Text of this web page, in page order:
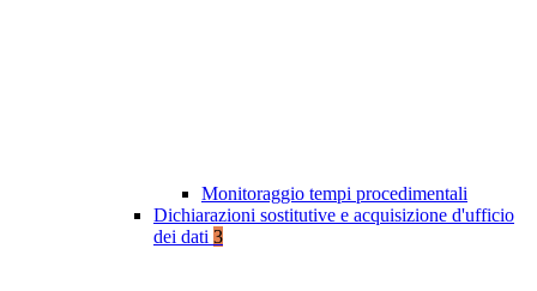
Monitoraggio tempi procedimentali
Dichiarazioni sostitutive e acquisizione d'ufficio
dei dati 3